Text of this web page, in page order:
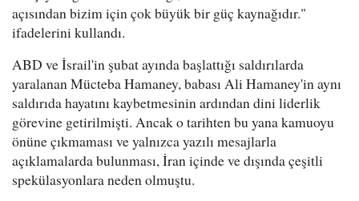
açısından bizim için çok büyük bir güç kaynağıdır."
ifadelerini kullandı.
ABD ve İsrail'in şubat ayında başlattığı saldırılarda
yaralanan Mücteba Hamaney, babası Ali Hamaney'in aynı
saldırıda hayatını kaybetmesinin ardından dini liderlik
görevine getirilmişti. Ancak o tarihten bu yana kamuoyu
önüne çıkmaması ve yalnızca yazılı mesajlarla
açıklamalarda bulunması, İran içinde ve dışında çeşitli
spekülasyonlara neden olmuştu.